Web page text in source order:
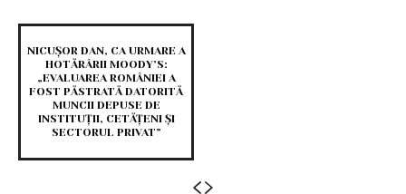
NICUȘOR DAN, CA URMARE A
HOTĂRÂRII MOODY’S:
„EVALUAREA ROMÂNIEI A
FOST PĂSTRATĂ DATORITĂ
MUNCII DEPUSE DE
INSTITUȚII, CETĂȚENI ȘI
SECTORUL PRIVAT”